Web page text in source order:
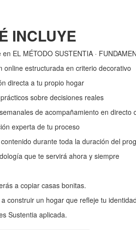
INCLUYE
en EL MÉTODO SUSTENTIA ·
online estructurada en criterio decorativo
directa a tu propio hogar
sobre decisiones reales
de acompañamiento en directo
experta de tu proceso
durante toda la duración del
que te servirá ahora y siempre
a copiar casas bonitas.
construir un hogar que refleje tu
Sustentia aplicada.